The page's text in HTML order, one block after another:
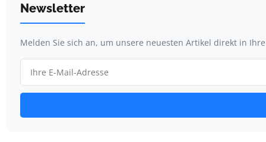
Newsletter
Melden Sie sich an, um unsere neuesten Artikel direkt in